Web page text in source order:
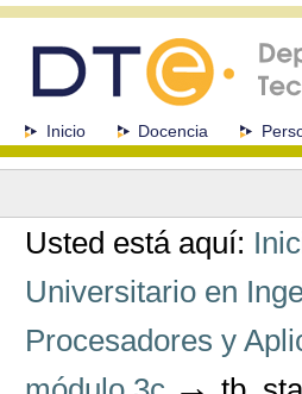
navegación
SeccionesInicio Docencia
Herramientas
Usted está aquí:
Universitario en
Procesadores y